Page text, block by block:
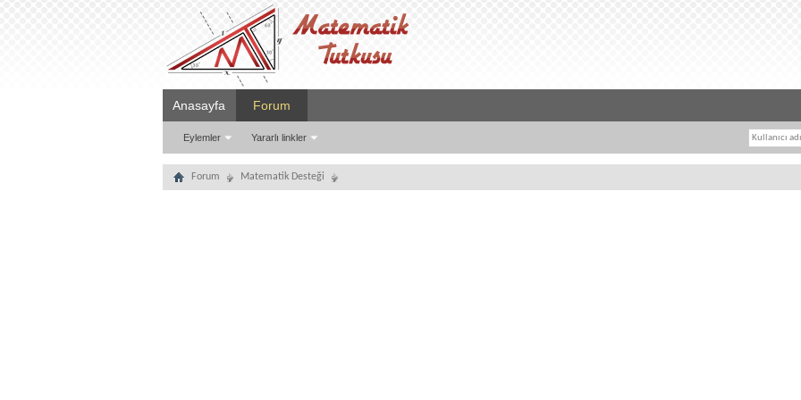
Anasayfa Forum
Eylemler Yararlı linkler
Forum Matematik Desteği